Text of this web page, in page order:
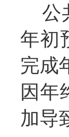
公
年初
完成
因年
加导